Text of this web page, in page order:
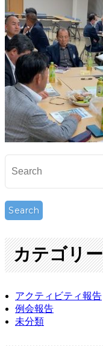
5
2
9
は
カテゴリー
アクティビティ報告
例会報告
未分類